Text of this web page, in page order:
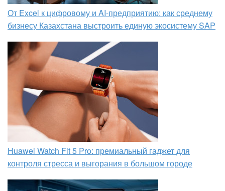
От Excel к цифровому и AI‑предприятию: как среднему
бизнесу Казахстана выстроить единую экосистему SAP
Huawei Watch Fit 5 Pro: премиальный гаджет для
контроля стресса и выгорания в большом городе